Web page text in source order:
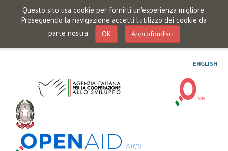
Questo sito usa cookie per fornirti un'esperienza migliore.
Proseguendo la navigazione accetti l'utilizzo dei cookie da
parte nostra
OK Approfondisci
ENGLISH